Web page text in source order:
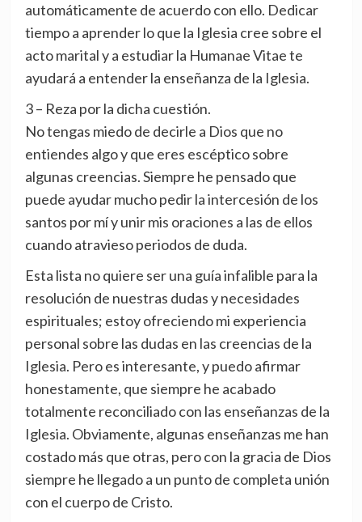
automáticamente de acuerdo con ello. Dedicar
tiempo a aprender lo que la Iglesia cree sobre el
acto marital y a estudiar la Humanae Vitae te
ayudará a entender la enseñanza de la Iglesia.
3 – Reza por la dicha cuestión.
No tengas miedo de decirle a Dios que no
entiendes algo y que eres escéptico sobre
algunas creencias. Siempre he pensado que
puede ayudar mucho pedir la intercesión de los
santos por mí y unir mis oraciones a las de ellos
cuando atravieso periodos de duda.
Esta lista no quiere ser una guía infalible para la
resolución de nuestras dudas y necesidades
espirituales; estoy ofreciendo mi experiencia
personal sobre las dudas en las creencias de la
Iglesia. Pero es interesante, y puedo afirmar
honestamente, que siempre he acabado
totalmente reconciliado con las enseñanzas de la
Iglesia. Obviamente, algunas enseñanzas me han
costado más que otras, pero con la gracia de Dios
siempre he llegado a un punto de completa unión
con el cuerpo de Cristo.